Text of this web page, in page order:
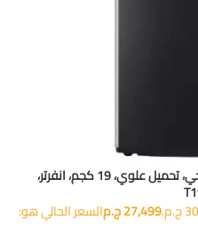
غسالة ملابس فوق اوتوماتيك ال جي، تحميل علوي، 19 كجم، انفرتر،
27,499ج.مالسعر الحالي هو: